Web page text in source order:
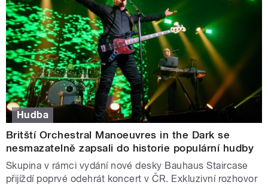
Hudba
Britští Orchestral Manoeuvres in the Dark se
nesmazatelně zapsali do historie populární hudby
Skupina v rámci vydání nové desky Bauhaus Staircase
přijíždí poprvé odehrát koncert v ČR. Exkluzivní rozhovor